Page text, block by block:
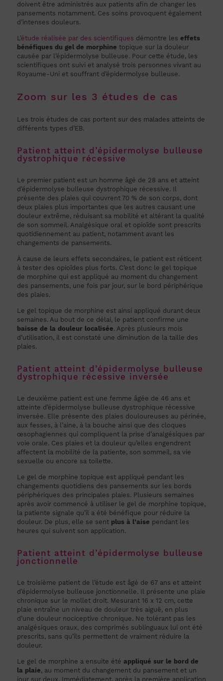
doivent être administrés aux patients afin de changer les
pansements notamment. Ces soins provoquent également
d’intenses douleurs.
L’étude réalisée par des scientifiques démontre les effets
bénéfiques du gel de morphine topique sur la douleur
causée par l’épidermolyse bulleuse. Pour cette étude, les
scientifiques ont suivi et analysé trois personnes vivant au
Royaume-Uni et souffrant d’épidermolyse bulleuse.
Zoom sur les 3 études de cas
Les trois études de cas portent sur des malades atteints de
différents types d’EB.
Patient atteint d’épidermolyse bulleuse
dystrophique récessive
Le premier patient est un homme âgé de 28 ans et atteint
d’épidermolyse bulleuse dystrophique récessive. Il
présente des plaies qui couvrent 70 % de son corps, dont
deux plaies plus importantes que les autres causant une
douleur extrême, réduisant sa mobilité et altérant la qualité
de son sommeil. Analgésique oral et opioïde sont prescrits
quotidiennement au patient, notamment avant les
changements de pansements.
À cause de leurs effets secondaires, le patient est réticent
à tester des opioïdes plus forts. C’est donc le gel topique
de morphine qui est appliqué au moment du changement
des pansements, une fois par jour, sur le bord périphérique
des plaies.
Le gel topique de morphine est ainsi appliqué durant deux
semaines. Au bout de ce délai, le patient confirme une
baisse de la douleur localisée. Après plusieurs mois
d’utilisation, il est constaté une diminution de la taille des
plaies.
Patient atteint d’épidermolyse bulleuse
dystrophique récessive inversée
Le deuxième patient est une femme âgée de 46 ans et
atteinte d’épidermolyse bulleuse dystrophique récessive
inversée. Elle présente des plaies douloureuses au périnée,
aux fesses, à l’aine, à la bouche ainsi que des cloques
œsophagiennes qui compliquent la prise d’analgésiques par
voie orale. Ces plaies et la douleur qu’elles engendrent
affectent la mobilité de la patiente, son sommeil, sa vie
sexuelle ou encore sa toilette.
Le gel de morphine topique est appliqué pendant les
changements quotidiens des pansements sur les bords
périphériques des principales plaies. Plusieurs semaines
après avoir commencé à utiliser le gel de morphine topique,
la patiente signale qu’il a été bénéfique pour réduire la
douleur. De plus, elle se sent plus à l’aise pendant les
heures qui suivent son application.
Patient atteint d’épidermolyse bulleuse
jonctionnelle
Le troisième patient de l’étude est âgé de 67 ans et atteint
d’épidermolyse bulleuse jonctionnelle. Il présente une plaie
chronique sur le mollet droit. Mesurant 16 x 12 cm, cette
plaie entraîne un niveau de douleur très aiguë, en plus
d’une douleur nociceptive chronique. Ne tolérant pas les
analgésiques oraux, des comprimés sublinguaux lui ont été
prescrits, sans qu’ils permettent de vraiment réduire la
douleur.
Le gel de morphine a ensuite été appliqué sur le bord de
la plaie, au moment du changement du pansement et un
jour sur deux. Immédiatement, après la première application